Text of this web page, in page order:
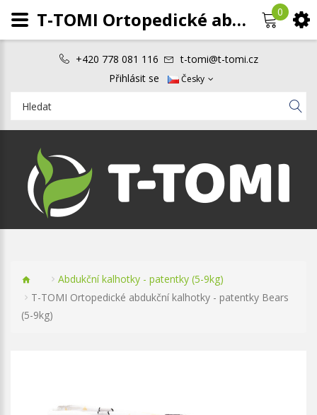
+420 778 081 116
t-tomi@t-tomi.cz
Přihlásit se
Česky
0
Abdukční kalhotky - patentky (5-9kg)
T-TOMI Ortopedické abdukční kalhotky - patentky Bears
(5-9kg)
T-TOMI Ortopedické abdukční kalhotky - patentky Bears (5-9kg)